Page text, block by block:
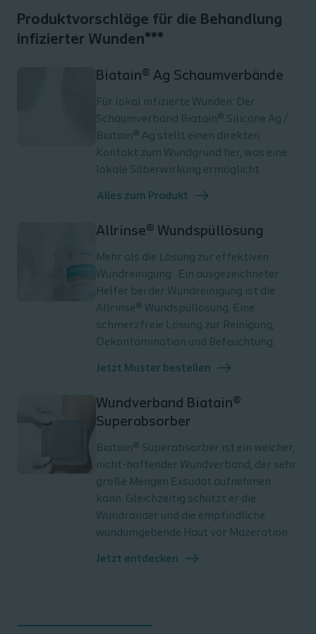
Produktvorschläge für die Behandlung
infizierter Wunden***
Biatain® Ag Schaumverbände
Für lokal infizierte Wunden: Der
Schaumverband Biatain® Silicone Ag /
Biatain® Ag stellt einen direkten
Kontakt zum Wundgrund her, was eine
lokale Silberwirkung ermöglicht
Alles zum Produkt
Allrinse® Wundspüllösung
Mehr als die Lösung zur effektiven
Wundreinigung: Ein ausgezeichneter
Helfer bei der Wundreinigung ist die
Allrinse® Wundspüllösung. Eine
schmerzfreie Lösung zur Reinigung,
Dekontamination und Befeuchtung.
Jetzt Muster bestellen
Wundverband Biatain®
Superabsorber
Biatain® Superabsorber ist ein weicher,
nicht-haftender Wundverband, der sehr
große Mengen Exsudat aufnehmen
kann. Gleichzeitig schützt er die
Wundränder und die empfindliche
wundumgebende Haut vor Mazeration.
Jetzt entdecken